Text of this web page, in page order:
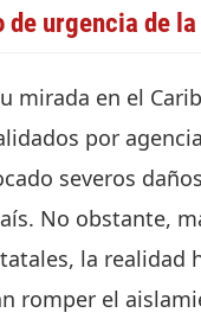
urgencia de
mirada en el
por
severos
No obstante,
la
romper el